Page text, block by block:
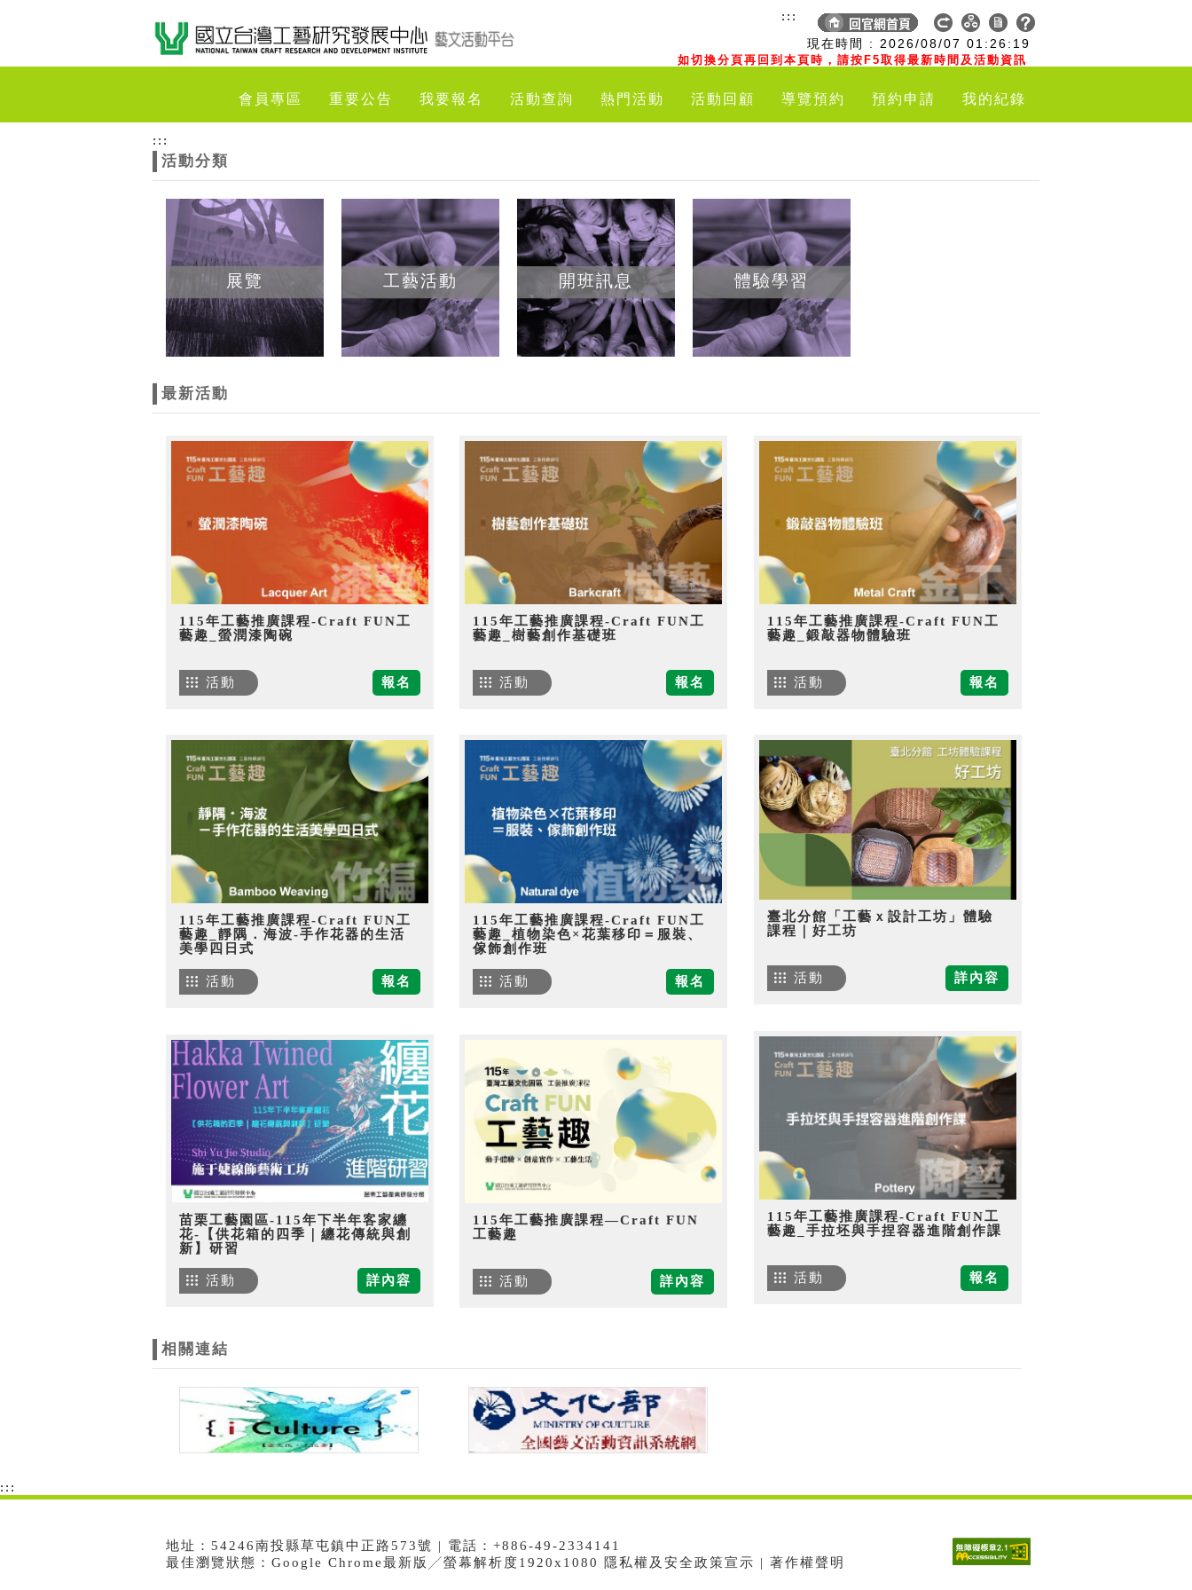
現在時間 : 2026/08/07 01:26:20
如切換分頁再回到本頁時，請按F5取得最新時間及活動資訊
:::
會員專區 重要公告 我要報名 活動查詢 熱門活動 活動回顧 導覽預約 預約申請 我的紀錄
:::
活動分類
展覽 工藝活動 開班訊息 體驗學習
最新活動
115年工藝推廣課程-Craft FUN工
藝趣_螢潤漆陶碗
報名
活動
115年工藝推廣課程-Craft FUN工
藝趣_樹藝創作基礎班
報名
活動
115年工藝推廣課程-Craft FUN工
藝趣_鍛敲器物體驗班
報名
活動
115年工藝推廣課程-Craft FUN工
藝趣_靜隅．海波-手作花器的生活
美學四日式
報名
活動
115年工藝推廣課程-Craft FUN工
藝趣_植物染色×花葉移印＝服裝、
傢飾創作班
報名
活動
臺北分館「工藝ｘ設計工坊」體驗
課程｜好工坊
詳內容
活動
115年工藝推廣課程-Craft FUN工
藝趣_手拉坯與手捏容器進階創作課
報名
活動
苗栗工藝園區-115年下半年客家纏
花-【供花箱的四季｜纏花傳統與創
新】研習
詳內容
活動
115年工藝推廣課程—Craft FUN
工藝趣
詳內容
活動
相關連結
:::
地址：54246南投縣草屯鎮中正路573號 | 電話：+886-49-2334141
最佳瀏覽狀態：Google Chrome最新版╱螢幕解析度1920x1080 隱私權及安全政策宣示 | 著作權聲明